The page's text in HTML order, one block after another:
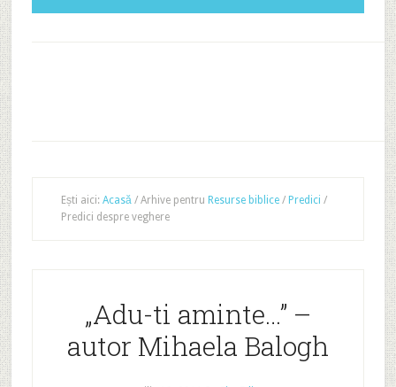
Ești aici: Acasă /Arhive pentru Resurse biblice / Predici /
Predici despre veghere
„Adu-ti aminte…” –
autor Mihaela Balogh